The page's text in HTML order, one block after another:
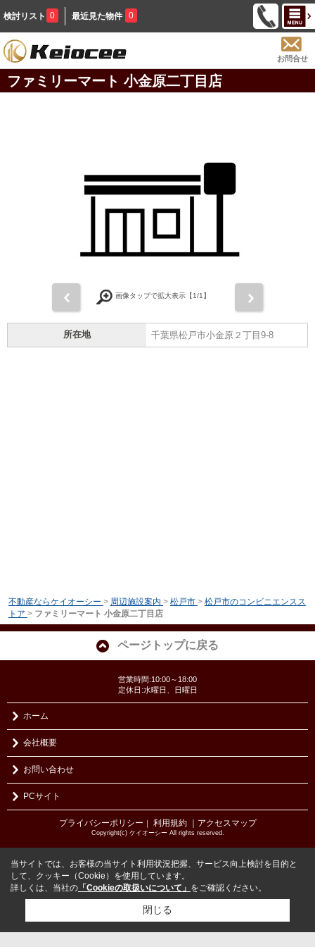
検討リスト 0 最近見た物件 0
お問合せ
ファミリーマート 小金原二丁目店
画像タップで拡大表示【1/1】
所在地 千葉県松戸市小金原２丁目9-8
不動産ならケイオーシー > 周辺施設案内 > 松戸市 > 松戸市のコンビニエンスス
トア > ファミリーマート 小金原二丁目店
ページトップに戻る
営業時間:10:00～18:00
定休日:水曜日、日曜日
ホーム
会社概要
お問い合わせ
PCサイト
プライバシーポリシー ｜ 利用規約 ｜アクセスマップ
Copyright(c) ケイオーシー All rights reserved.
当サイトでは、お客様の当サイト利用状況把握、サービス向上検討を目的と
して、クッキー（Cookie）を使用しています。
詳しくは、当社の 「Cookieの取扱いについて」 をご確認ください。
閉じる